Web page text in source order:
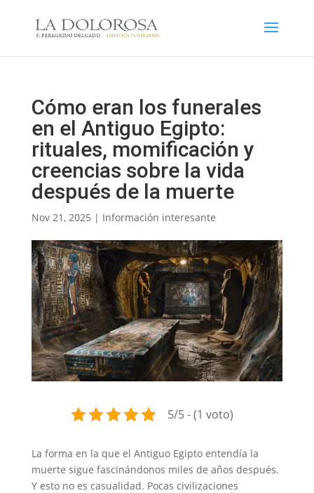
Cómo eran los funerales
en el Antiguo Egipto:
rituales, momificación y
creencias sobre la vida
después de la muerte
Nov 21, 2025 | Información interesante
5/5 - (1 voto)
La forma en la que el Antiguo Egipto entendía la
muerte sigue fascinándonos miles de años después.
Y esto no es casualidad. Pocas civilizaciones